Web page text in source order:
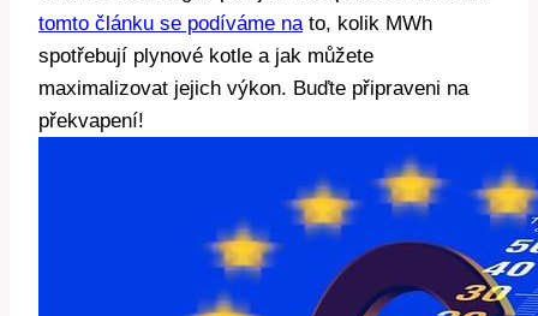
tomto článku se podíváme nato, kolik MWh
spotřebují plynové kotle a jak můžete
maximalizovat jejich výkon. Buďte připraveni na
překvapení!